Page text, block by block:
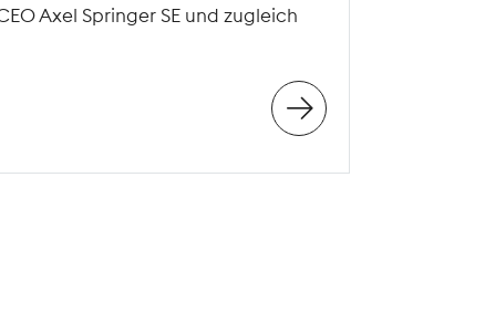
Axel Springer SE und zugleich